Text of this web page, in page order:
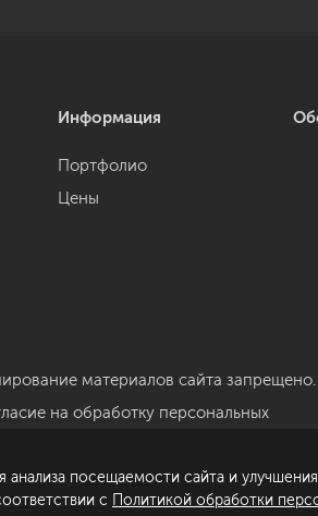
Информация
Портфолио
Цены
материалов сайта запрещено.
на обработку персональных
обработки персональных данных
посещаемости сайта и
с Политикой обработки